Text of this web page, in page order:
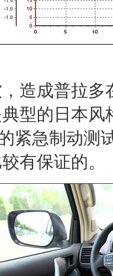
造成普拉多
型的日本
紧急制动测
有保证的。